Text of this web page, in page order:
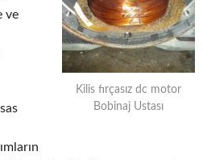
Kilis fırçasız dc motor
Bobinaj Ustası
ve